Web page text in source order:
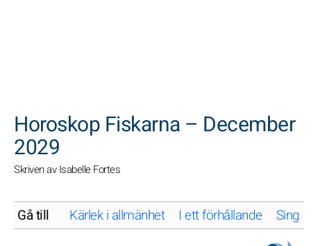
Horoskop Fiskarna – December
2029
Skriven av Isabelle Fortes
Gå till Kärlek i allmänhet I ett förhållande Singel